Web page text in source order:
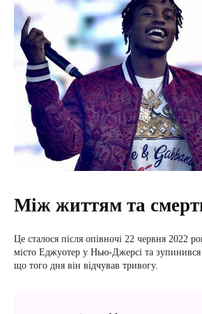
Між життям та
Це сталося після опівночі 22 червня 2022
місто Еджуотер у Нью-Джерсі та зупинився
що того дня він відчував тривогу.